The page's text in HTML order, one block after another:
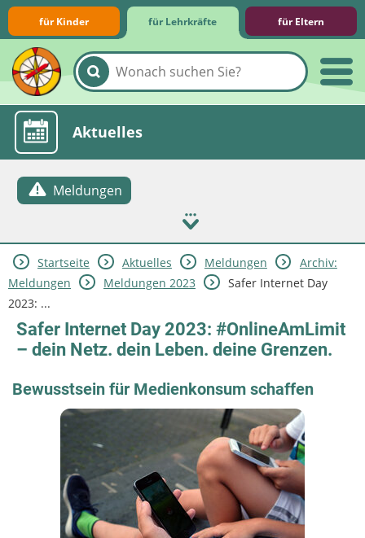
für Kinder für Lehrkräfte für Eltern
Lernmodule
Unterrichts­materialien
Internet-ABC-Schule
Praxishilfen
Aktuelles
Meldungen
Startseite Aktuelles Meldungen
Archiv:
Meldungen
Meldungen 2023
Safer Internet Day
2023: ...
Safer Internet Day 2023: #OnlineAmLimit
– dein Netz. dein Leben. deine Grenzen.
Bewusstsein für Medienkonsum schaffen